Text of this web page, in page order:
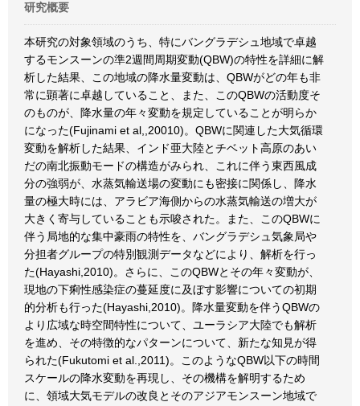
研究概要
本研究の対象領域のうち、特にバングラデシュ地域で卓越
するモンスーンの準2週間周期変動(QBW)の特性を詳細に解
析した結果、この地域の降水量変動は、QBWがどの年も非
常に顕著に卓越していること、また、このQBWの活動度そ
のものが、降水量の年々変動を規定していることが明らか
になった(Fujinami et al,,20010)。QBWに関連した大気循環
変動を解析した結果、インド亜大陸とチベット高原のあい
だの南北振動モードの構造がみられ、これに伴う東西風成
分の強弱が、水蒸気輸送場の変動にも密接に関係し、降水
量の極大時には、アラビア海側からの水蒸気輸送の増大が
大きく寄与していることも示唆された。また、このQBWに
伴う局地的な集中豪雨の特性を、バングラデシュ気象局や
分担者グループの特別観測データなどにより、解析を行っ
た(Hayashi,2010)。さらに、このQBWとその年々変動が、
現地の下痢性感染症の蔓延度に及ぼす影響についての初期
的分析も行った(Hayashi,2010)。降水量変動を伴うQBWの
より広域な時空間特性について、ユーラシア大陸でも解析
を進め、その特徴的なパターンについて、新たな知見が得
られた(Fukutomi et al.,2011)。このようなQBW以下の時間
スケールの降水変動を再現し、その機構を解明するため
に、領域大気モデルの改良とそのアジアモンスーン地域で